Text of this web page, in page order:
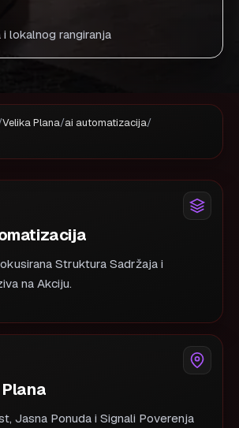
lokalnog rangiranja
Velika Plana/ai automatizacija/
Struktura Sadržaja i
na Akciju.
Jasna Ponuda i Signali Poverenja